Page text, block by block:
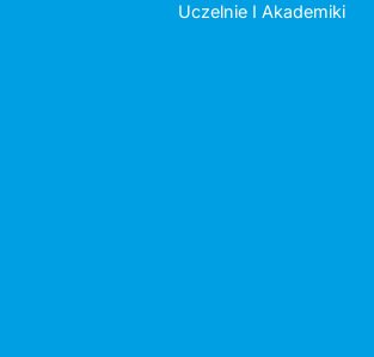
Uczelnie I Akademiki